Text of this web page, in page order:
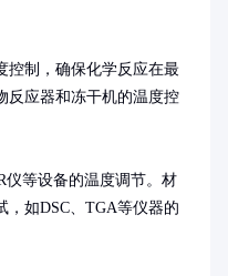
控制，确保化学反应在最
反应器和冻干机的温度控
仪等设备的温度调节。材
，如DSC、TGA等仪器的